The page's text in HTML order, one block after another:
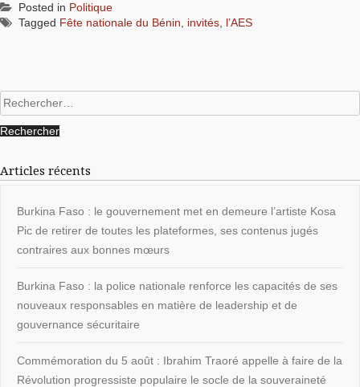
Posted in Politique
Tagged Fête nationale du Bénin invités l’AES
Rechercher :
Articles récents
Burkina Faso : le gouvernement met en demeure l’artiste Kosa
Pic de retirer de toutes les plateformes, ses contenus jugés
contraires aux bonnes mœurs
Burkina Faso : la police nationale renforce les capacités de ses
nouveaux responsables en matière de leadership et de
gouvernance sécuritaire
Commémoration du 5 août : Ibrahim Traoré appelle à faire de la
Révolution progressiste populaire le socle de la souveraineté